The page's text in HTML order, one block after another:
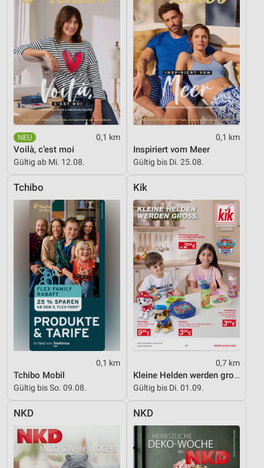
0,1 km
Voilà, c’est moi
Gültig ab Mi. 12.08.
0,1 km
Inspiriert vom Meer
Gültig bis Di. 25.08.
Tchibo
0,1 km
Tchibo Mobil
Gültig bis So. 09.08.
Kik
0,7 km
Kleine Helden werden gross
Gültig bis Di. 01.09.
NKD NKD